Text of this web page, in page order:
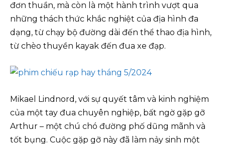
đơn thuần, mà còn là một hành trình vượt qua
những thách thức khắc nghiệt của địa hình đa
dạng, từ chạy bộ đường dài đến thể thao địa hình,
từ chèo thuyền kayak đến đua xe đạp.
Mikael Lindnord, với sự quyết tâm và kinh nghiệm
của một tay đua chuyên nghiệp, bất ngờ gặp gỡ
Arthur – một chú chó đường phố dũng mãnh và
tốt bụng. Cuộc gặp gỡ này đã làm nảy sinh một